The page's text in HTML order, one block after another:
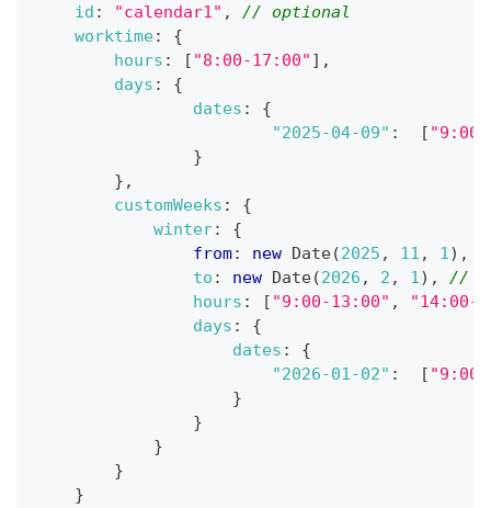
id : "calendar1" ,
// optional
worktime:
{
hours : [ "8:00-17:00" ] ,
days :
{
dates :
{
"2025-04-09" : [
}
} ,
customWeeks :
{
winter:
{
from: new Date(2025 , 11 , 1) ,
to : new Date(2026 , 2 , 1) ,
//
hours : [ "9:00-13:00" ,
"14:00-
days :
{
dates :
{
"2026-01-02" : [
}
}
}
}
}